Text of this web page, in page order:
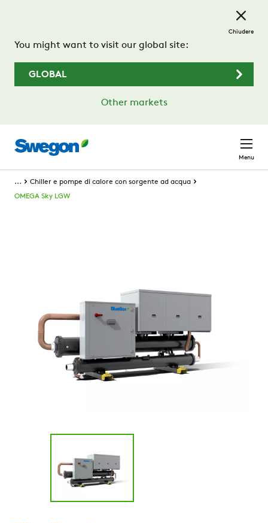
You might want to visit our global site:
GLOBAL
Other markets
Chiudere
Menu
...
Chiller e pompe di calore con sorgente ad acqua
OMEGA Sky LGW